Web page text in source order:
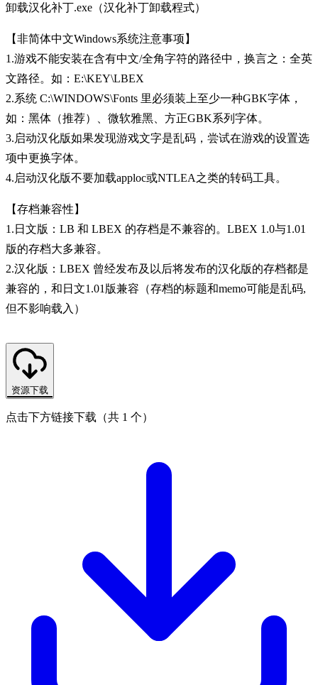
卸载汉化补丁.exe（汉化补丁卸载程式）
【非简体中文Windows系统注意事项】
1.游戏不能安装在含有中文/全角字符的路径中，换言之：全英
文路径。如：E:\KEY\LBEX
2.系统 C:\WINDOWS\Fonts 里必须装上至少一种GBK字体，
如：黑体（推荐）、微软雅黑、方正GBK系列字体。
3.启动汉化版如果发现游戏文字是乱码，尝试在游戏的设置选
项中更换字体。
4.启动汉化版不要加载apploc或NTLEA之类的转码工具。
【存档兼容性】
1.日文版：LB 和 LBEX 的存档是不兼容的。LBEX 1.0与1.01
版的存档大多兼容。
2.汉化版：LBEX 曾经发布及以后将发布的汉化版的存档都是
兼容的，和日文1.01版兼容（存档的标题和memo可能是乱码,
但不影响载入）
资源下载
点击下方链接下载（共 1 个）